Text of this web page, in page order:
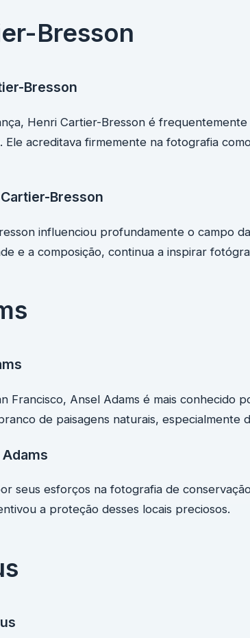
Bresson
Bresson
Henri Cartier-Bresson é
Ele acreditava firmemente na fotografia
Bresson
influenciou profundamente o campo
e a composição, continua a inspirar
Francisco, Ansel Adams é mais conhecido
de paisagens naturais, especialmente
seus esforços na fotografia de
a proteção desses locais preciosos.